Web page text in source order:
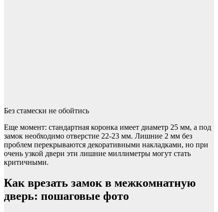
Без стамески не обойтись
Еще момент: стандартная коронка имеет диаметр 25 мм, а под
замок необходимо отверстие 22-23 мм. Лишние 2 мм без
проблем перекрываются декоративными накладками, но при
очень узкой двери эти лишние миллиметры могут стать
критичными.
Как врезать замок в межкомнатную
дверь: пошаговые фото